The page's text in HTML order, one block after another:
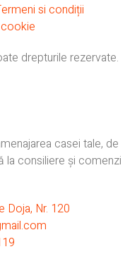
si condiții
drepturile rezervate.
casei tale, de
la consiliere și comenzi
Doja, Nr. 120